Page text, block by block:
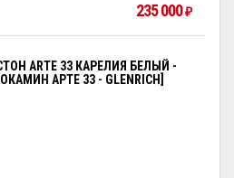
235 000₽
ARTE 33 КАРЕЛИЯ БЕЛЫЙ -
АРТЕ 33 - GLENRICH]